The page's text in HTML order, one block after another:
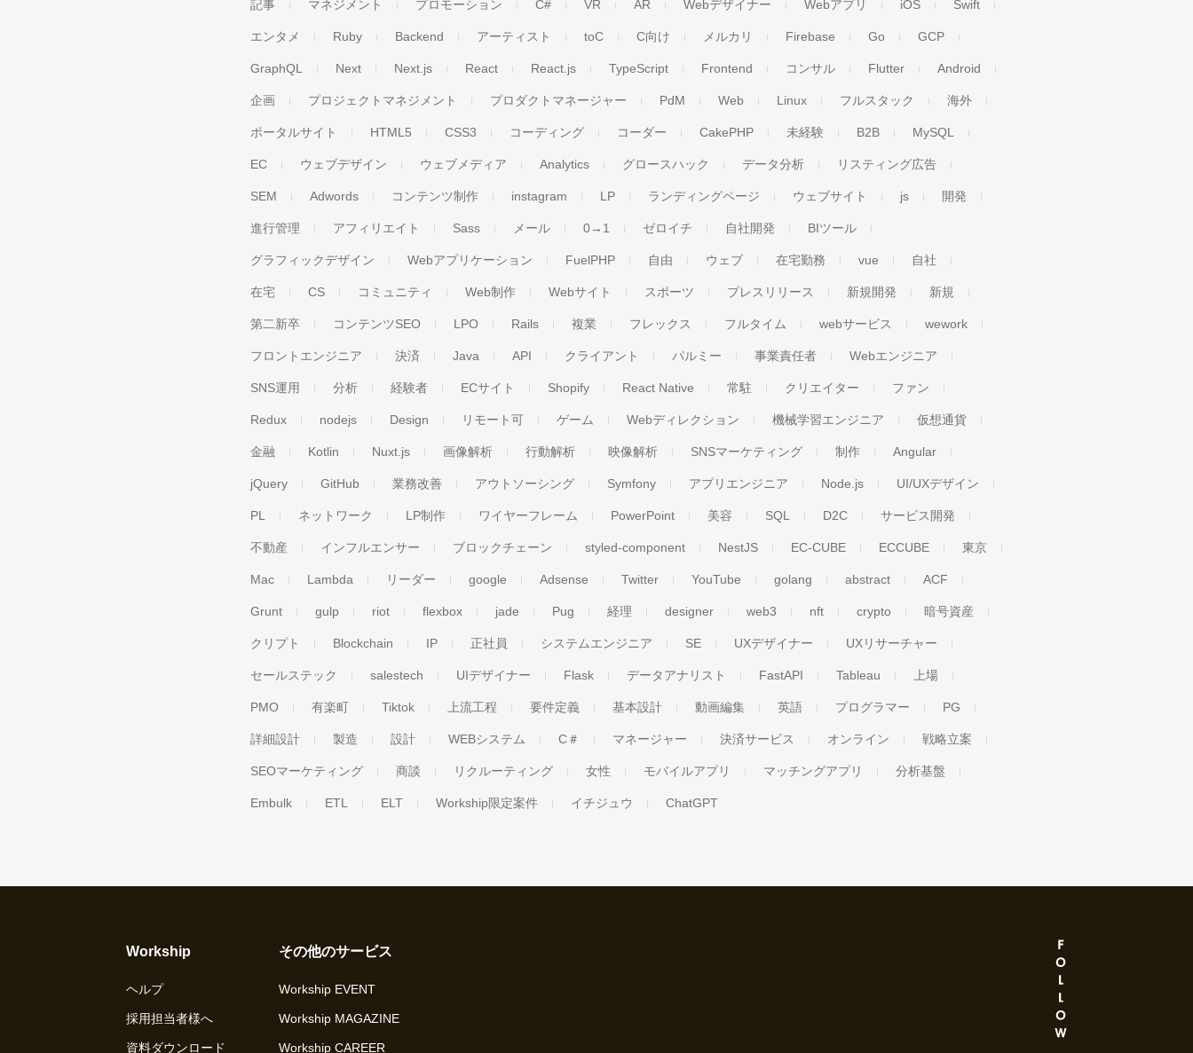
記事 マネジメント プロモーション C# VR AR Webデザイナー Webアプリ iOS Swift
エンタメ Ruby Backend アーティスト toC C向け メルカリ Firebase Go GCP
GraphQL Next Next.js React React.js TypeScript Frontend コンサル Flutter Android
企画 プロジェクトマネジメント プロダクトマネージャー PdM Web Linux フルスタック 海外
ポータルサイト HTML5 CSS3 コーディング コーダー CakePHP 未経験 B2B MySQL
EC ウェブデザイン ウェブメディア Analytics グロースハック データ分析 リスティング広告
SEM Adwords コンテンツ制作 instagram LP ランディングページ ウェブサイト js 開発
進行管理 アフィリエイト Sass メール 0→1 ゼロイチ 自社開発 BIツール
グラフィックデザイン Webアプリケーション FuelPHP 自由 ウェブ 在宅勤務 vue 自社
在宅 CS コミュニティ Web制作 Webサイト スポーツ プレスリリース 新規開発 新規
第二新卒 コンテンツSEO LPO Rails 複業 フレックス フルタイム webサービス wework
フロントエンジニア 決済 Java API クライアント パルミー 事業責任者 Webエンジニア
SNS運用 分析 経験者 ECサイト Shopify React Native 常駐 クリエイター ファン
Redux nodejs Design リモート可 ゲーム Webディレクション 機械学習エンジニア 仮想通貨
金融 Kotlin Nuxt.js 画像解析 行動解析 映像解析 SNSマーケティング 制作 Angular
jQuery GitHub 業務改善 アウトソーシング Symfony アプリエンジニア Node.js UI/UXデザイン
PL ネットワーク LP制作 ワイヤーフレーム PowerPoint 美容 SQL D2C サービス開発
不動産 インフルエンサー ブロックチェーン styled-component NestJS EC-CUBE ECCUBE 東京
Mac Lambda リーダー google Adsense Twitter YouTube golang abstract ACF
Grunt gulp riot flexbox jade Pug 経理 designer web3 nft crypto 暗号資産
クリプト Blockchain IP 正社員 システムエンジニア SE UXデザイナー UXリサーチャー
セールステック salestech UIデザイナー Flask データアナリスト FastAPI Tableau 上場
PMO 有楽町 Tiktok 上流工程 要件定義 基本設計 動画編集 英語 プログラマー PG
詳細設計 製造 設計 WEBシステム C＃ マネージャー 決済サービス オンライン 戦略立案
SEOマーケティング 商談 リクルーティング 女性 モバイルアプリ マッチングアプリ 分析基盤
Embulk ETL ELT Workship限定案件 イチジュウ ChatGPT
Workship
ヘルプ
採用担当者様へ
資料ダウンロード
その他のサービス
Workship EVENT
Workship MAGAZINE
Workship CAREER